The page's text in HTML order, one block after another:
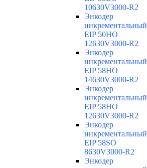
10630V3000-R2
Энкодер
инкрементальный
EIP 50HO
12630V3000-R2
Энкодер
инкрементальный
EIP 58HO
14630V3000-R2
Энкодер
инкрементальный
EIP 58HO
12630V3000-R2
Энкодер
инкрементальный
EIP 58SO
8630V3000-R2
Энкодер